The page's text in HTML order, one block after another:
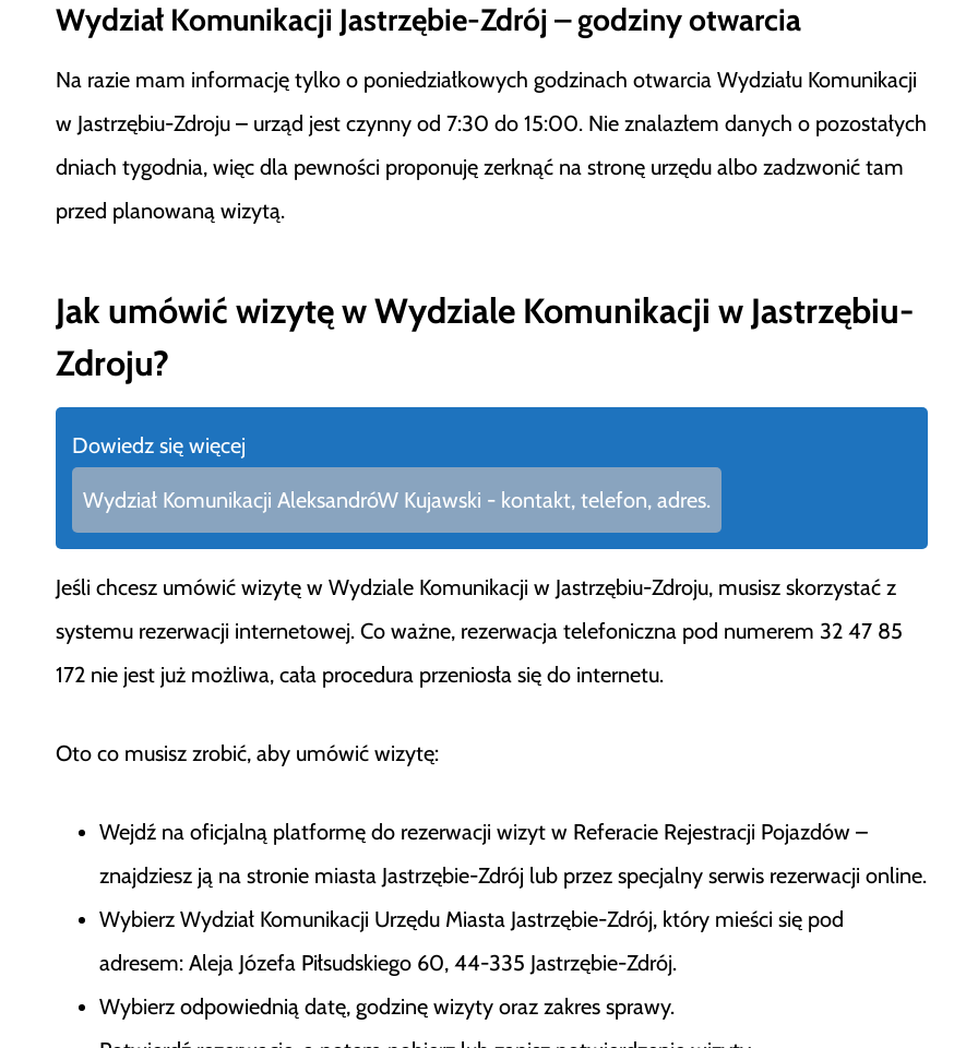
Wydział Komunikacji Jastrzębie-Zdrój – godziny otwarcia
Na razie mam informację tylko o poniedziałkowych godzinach otwarcia Wydziału Komunikacji
w Jastrzębiu-Zdroju – urząd jest czynny od 7:30 do 15:00. Nie znalazłem danych o pozostałych
dniach tygodnia, więc dla pewności proponuję zerknąć na stronę urzędu albo zadzwonić tam
przed planowaną wizytą.
Jak umówić wizytę w Wydziale Komunikacji w Jastrzębiu-
Zdroju?
Dowiedz się więcej
Wydział Komunikacji AleksandróW Kujawski - kontakt, telefon, adres.
Jeśli chcesz umówić wizytę w Wydziale Komunikacji w Jastrzębiu-Zdroju, musisz skorzystać z
systemu rezerwacji internetowej. Co ważne, rezerwacja telefoniczna pod numerem 32 47 85
172 nie jest już możliwa, cała procedura przeniosła się do internetu.
Oto co musisz zrobić, aby umówić wizytę:
Wejdź na oficjalną platformę do rezerwacji wizyt w Referacie Rejestracji Pojazdów –
znajdziesz ją na stronie miasta Jastrzębie-Zdrój lub przez specjalny serwis rezerwacji online.
Wybierz Wydział Komunikacji Urzędu Miasta Jastrzębie-Zdrój, który mieści się pod
adresem: Aleja Józefa Piłsudskiego 60, 44-335 Jastrzębie-Zdrój.
Wybierz odpowiednią datę, godzinę wizyty oraz zakres sprawy.